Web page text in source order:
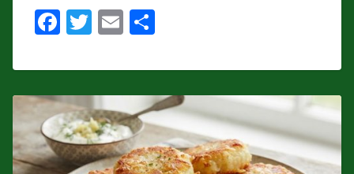
o
k
F
c
e
b
o
T
itt
er
E
ail s
z
a
m